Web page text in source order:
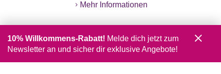
Mehr Informationen
10% Willkommens-Rabatt! Melde dich jetzt zum
Newsletter an und sicher dir exklusive Angebote!